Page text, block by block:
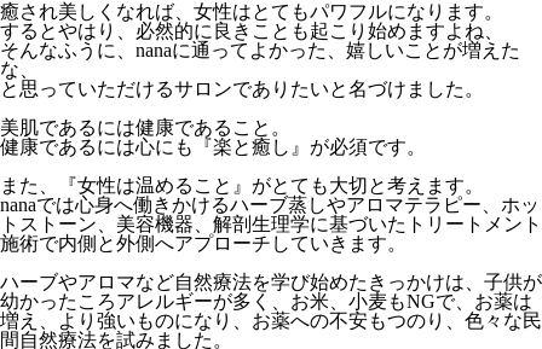
癒され美しくなれば、女性はとてもパワフルになります。
するとやはり、必然的に良きことも起こり始めますよね、
そんなふうに、nanaに通ってよかった、嬉しいことが増えた
な、
と思っていただけるサロンでありたいと名づけました。
美肌であるには健康であること。
健康であるには心にも『楽と癒し』が必須です。
また、『女性は温めること』がとても大切と考えます。
nanaでは心身へ働きかけるハーブ蒸しやアロマテラピー、ホッ
トストーン、美容機器、解剖生理学に基づいたトリートメント
施術で内側と外側へアプローチしていきます。
ハーブやアロマなど自然療法を学び始めたきっかけは、子供が
幼かったころアレルギーが多く、お米、小麦もNGで、お薬は
増え、より強いものになり、お薬への不安もつのり、色々な民
間自然療法を試みました。